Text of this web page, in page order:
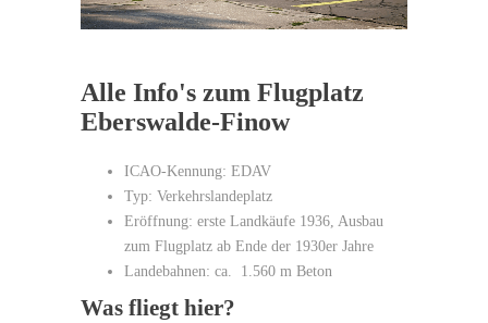
Alle Info's zum Flugplatz
Eberswalde-Finow
ICAO-Kennung: EDAV
Typ: Verkehrslandeplatz
Eröffnung: erste Landkäufe 1936, Ausbau
zum Flugplatz ab Ende der 1930er Jahre
Landebahnen: ca. 1.560 m Beton
Was fliegt hier?